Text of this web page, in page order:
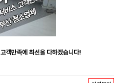
객만족에 최선을 다하겠습니다!